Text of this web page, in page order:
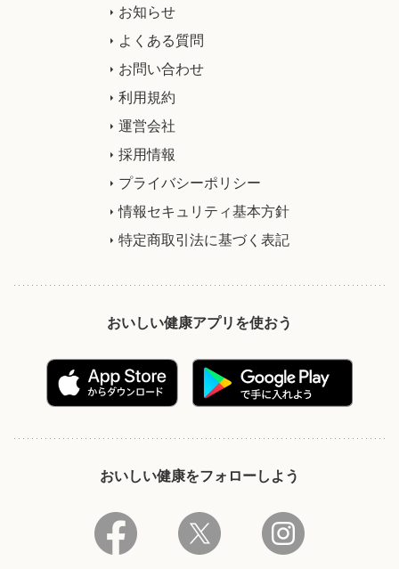
お知らせ
よくある質問
お問い合わせ
利用規約
運営会社
採用情報
プライバシーポリシー
情報セキュリティ基本方針
特定商取引法に基づく表記
おいしい健康アプリを使おう
おいしい健康をフォローしよう